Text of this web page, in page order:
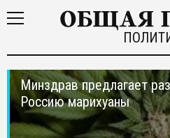
Минздрав предлагает
Россию марихуаны